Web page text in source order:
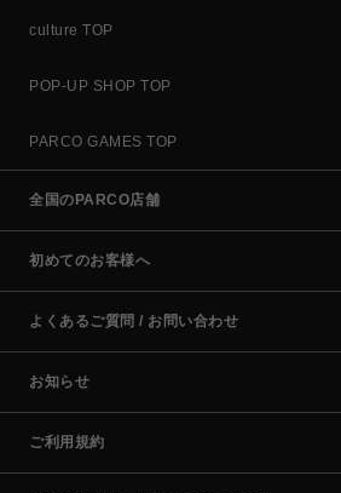
culture TOP
POP-UP SHOP TOP
PARCO GAMES TOP
全国のPARCO店舗
初めてのお客様へ
よくあるご質問 / お問い合わせ
お知らせ
ご利用規約